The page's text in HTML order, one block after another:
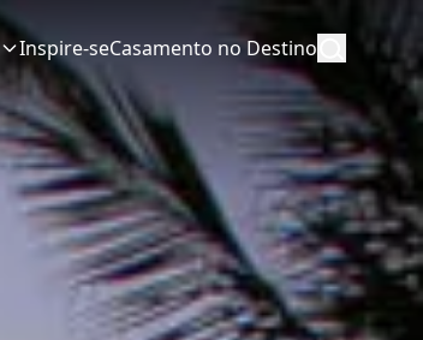
Inspire-seCasamento no Destino